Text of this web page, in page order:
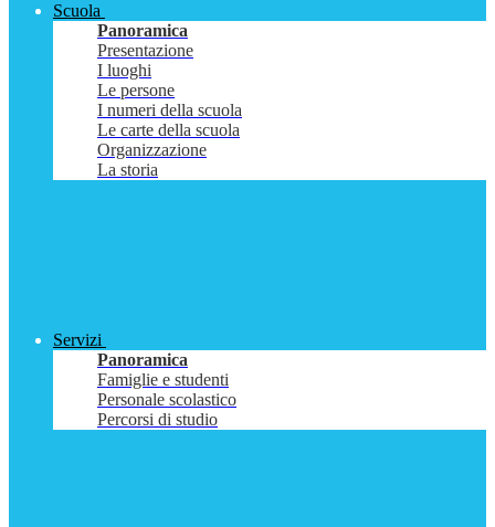
Scuola
Panoramica
Presentazione
I luoghi
Le persone
I numeri della scuola
Le carte della scuola
Organizzazione
La storia
Servizi
Panoramica
Famiglie e studenti
Personale scolastico
Percorsi di studio